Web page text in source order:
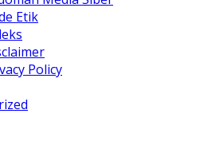
Etik
Policy